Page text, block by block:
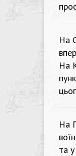
На
На
На
та